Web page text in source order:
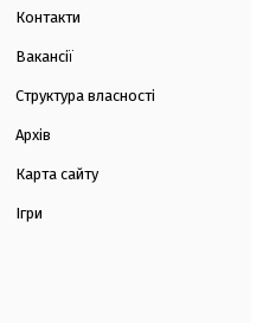
Контакти
Вакансії
Структура власності
Архів
Карта сайту
Ігри